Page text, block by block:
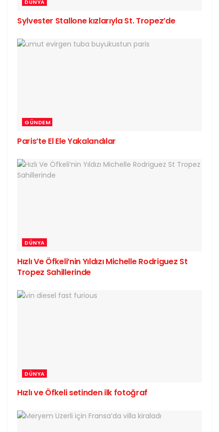
DÜNYA
Sylvester Stallone kızlarıyla St. Tropez’de
GÜNDEM
Paris’te El Ele Yakalandılar
DÜNYA
Hızlı Ve Öfkeli’nin Yıldızı Michelle Rodriguez St
Tropez Sahillerinde
DÜNYA
Hızlı ve Öfkeli setinden ilk fotoğraf